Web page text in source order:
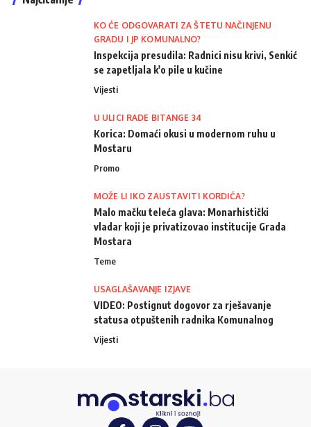
KO ĆE ODGOVARATI ZA ŠTETU NAČINJENU
GRADU I JP KOMUNALNO?
Inspekcija presudila: Radnici nisu krivi, Senkić
se zapetljala k'o pile u kučine
Vijesti
U ULICI RADE BITANGE 34
Korica: Domaći okusi u modernom ruhu u
Mostaru
Promo
MOŽE LI IKO ZAUSTAVITI KORDIĆA?
Malo mačku teleća glava: Monarhistički
vladar koji je privatizovao institucije Grada
Mostara
Teme
USAGLAŠAVANJE IZJAVE
VIDEO: Postignut dogovor za rješavanje
statusa otpuštenih radnika Komunalnog
Vijesti